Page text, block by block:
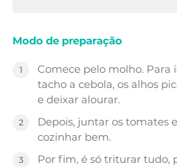
Modo de preparação
Comece pelo molho. Para
tacho a cebola, os alhos
e deixar alourar.
Depois, juntar os tomates
cozinhar bem.
Por fim, é só triturar tudo,